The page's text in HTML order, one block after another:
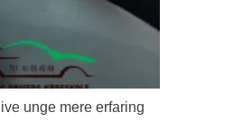
unge mere erfaring